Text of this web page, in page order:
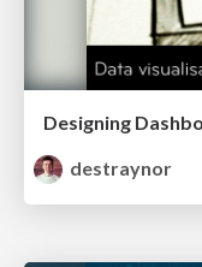
destraynor